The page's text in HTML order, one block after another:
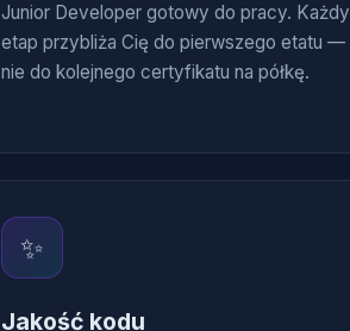
Junior Developer gotowy do pracy. Każdy
etap przybliża Cię do pierwszego etatu —
nie do kolejnego certyfikatu na półkę.
✨
Jakość kodu